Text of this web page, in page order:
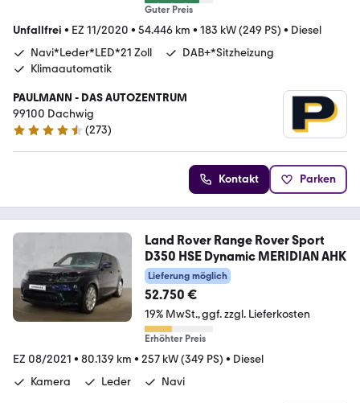
Guter Preis
Unfallfrei • EZ 11/2020 • 54.446 km • 183 kW (249 PS) • Diesel
Navi*Leder*LED*21 Zoll
DAB+*Sitzheizung
Klimaautomatik
PAULMANN - DAS AUTOZENTRUM
99100 Dachwig
4.5 Sterne
(273)
Kontakt Parken
Land Rover Range Rover Sport
D350 HSE Dynamic MERIDIAN AHK
Lieferung möglich
52.750 €
19% MwSt. ggf. zzgl. Lieferkosten
Erhöhter Preis
EZ 08/2021 • 80.139 km • 257 kW (349 PS) • Diesel
Kamera
Leder Navi